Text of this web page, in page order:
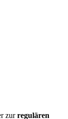
zurregulären